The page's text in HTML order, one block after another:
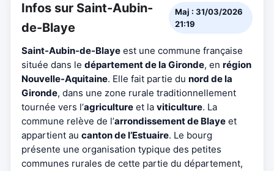
Infos sur Saint-Aubin-
de-Blaye
Maj : 31/03/2026
21:19
Saint-Aubin-de-Blaye est une commune française
située dans le département de la Gironde, en région
Nouvelle-Aquitaine. Elle fait partie du nord de la
Gironde, dans une zone rurale traditionnellement
tournée vers l’agriculture et la viticulture. La
commune relève de l’arrondissement de Blaye et
appartient au canton de l’Estuaire. Le bourg
présente une organisation typique des petites
communes rurales de cette partie du département,